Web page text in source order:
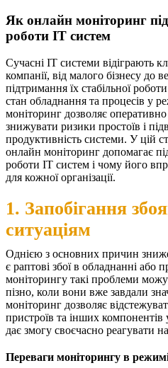
Як онлайн моніторинг
роботи ІТ систем
Сучасні ІТ системи відіграють
компанії, від малого бізнесу до
підтримання їх стабільної
стан обладнання та процесів у
моніторинг дозволяє
знижувати ризики простоїв і
продуктивність системи. У цій
онлайн моніторинг допомагає
роботи ІТ систем і чому його
для кожної організації.
1. Запобігання
ситуаціям
Однією з основних причин
є раптові збої в обладнанні або
моніторингу такі проблеми
пізно, коли вони вже завдали
моніторинг дозволяє
пристроїв та інших
дає змогу своєчасно реагувати
Переваги моніторингу в